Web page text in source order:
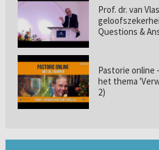
Prof. dr. van
Questions &
Pastorie online
het thema
2)